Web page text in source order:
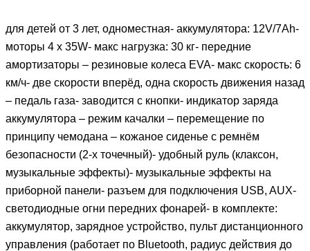
для детей от 3 лет, одноместная- аккумулятора: 12V/7Ah-
моторы 4 х 35W- макс нагрузка: 30 кг- передние
амортизаторы – резиновые колеса EVA- макс скорость: 6
км/ч- две скорости вперёд, одна скорость движения назад
– педаль газа- заводится с кнопки- индикатор заряда
аккумулятора – режим качалки – перемещение по
принципу чемодана – кожаное сиденье с ремнём
безопасности (2-х точечный)- удобный руль (клаксон,
музыкальные эффекты)- музыкальные эффекты на
приборной панели- разъем для подключения USB, AUX-
светодиодные огни передних фонарей- в комплекте:
аккумулятор, зарядное устройство, пульт дистанционного
управления (работает по Bluetooth, радиус действия до